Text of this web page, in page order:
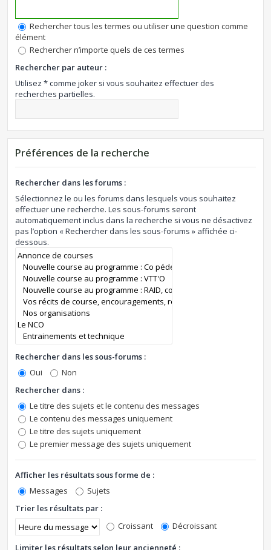
Rechercher tous les termes ou utiliser une question comme
élément
Rechercher n’importe quels de ces termes
Rechercher par auteur :
Utilisez * comme joker si vous souhaitez effectuer des
recherches partielles.
Préférences de la recherche
Rechercher dans les forums :
Sélectionnez le ou les forums dans lesquels vous souhaitez
effectuer une recherche. Les sous-forums seront
automatiquement inclus dans la recherche si vous ne désactivez
pas l’option « Rechercher dans les sous-forums » affichée ci-
dessous.
Rechercher dans les sous-forums :
Oui
Non
Rechercher dans :
Le titre des sujets et le contenu des messages
Le contenu des messages uniquement
Le titre des sujets uniquement
Le premier message des sujets uniquement
Afficher les résultats sous forme de :
Messages
Sujets
Trier les résultats par :
Croissant
Décroissant
Limiter les résultats selon leur ancienneté :